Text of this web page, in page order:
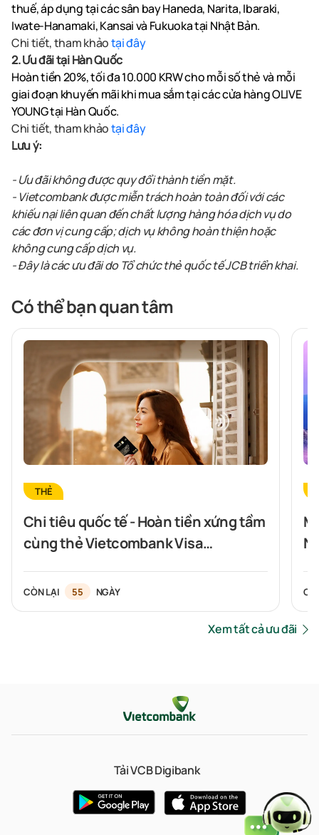
thuế, áp dụng tại các sân bay Haneda, Narita, Ibaraki,
Iwate-Hanamaki, Kansai và Fukuoka tại Nhật Bản.
Chi tiết, tham khảotại đây
2. Ưu đãi tại Hàn Quốc
Hoàn tiền 20%, tối đa 10.000 KRW cho mỗi số thẻ và mỗi
giai đoạn khuyến mãi khi mua sắm tại các cửa hàng OLIVE
YOUNG tại Hàn Quốc.
Chi tiết, tham khảotại đây
Lưu ý:
- Ưu đãi không được quy đổi thành tiền mặt.
- Vietcombank được miễn trách hoàn toàn đối với các
khiếu nại liên quan đến chất lượng hàng hóa dịch vụ do
các đơn vị cung cấp; dịch vụ không hoàn thiện hoặc
không cung cấp dịch vụ.
- Đây là các ưu đãi do Tổ chức thẻ quốc tế JCB triển khai.
Có thể bạn quan tâm
THẺ
Chi tiêu quốc tế - Hoàn tiền xứng tầm
cùng thẻ Vietcombank Visa
CÒN LẠI 55 NGÀY
Xem tất cả ưu đãi
Tải VCB Digibank